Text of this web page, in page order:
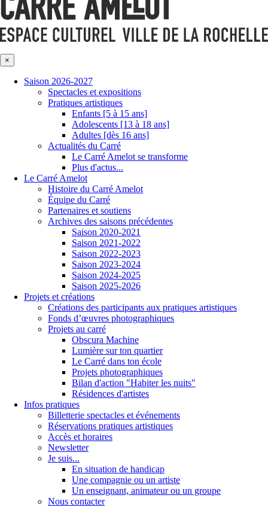
×
Saison 2026-2027
Spectacles et expositions
Pratiques artistiques
Enfants [5 à 15 ans]
Adolescents [13 à 18 ans]
Adultes [dès 16 ans]
Actualités du Carré
Le Carré Amelot se transforme
Plus d'actus...
Le Carré Amelot
Histoire du Carré Amelot
Équipe du Carré
Partenaires et soutiens
Archives des saisons précédentes
Saison 2020-2021
Saison 2021-2022
Saison 2022-2023
Saison 2023-2024
Saison 2024-2025
Saison 2025-2026
Projets et créations
Créations des participants aux pratiques artistiques
Fonds d’œuvres photographiques
Projets au carré
Obscura Machine
Lumière sur ton quartier
Le Carré dans ton école
Projets photographiques
Bilan d'action "Habiter les nuits"
Résidences d'artistes
Infos pratiques
Billetterie spectacles et événements
Réservations pratiques artistiques
Accès et horaires
Newsletter
Je suis...
En situation de handicap
Une compagnie ou un artiste
Un enseignant, animateur ou un groupe
Nous contacter